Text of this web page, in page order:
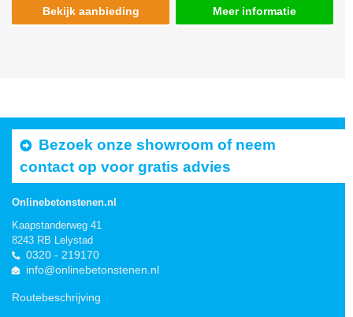
Bekijk aanbieding Meer informatie
Bezoek onze showroom of neem
contact op voor gratis advies
Onlinebetonstenen.nl
Kaapstanderweg 41
8243 RB Lelystad
0320 - 219170
info@onlinebetonstenen.nl
Routebeschrijving